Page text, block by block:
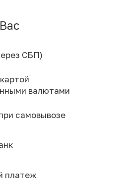
СБП)
валютами
самовывозе
платеж